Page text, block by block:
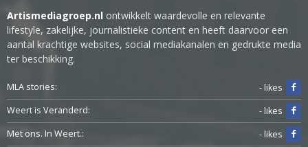
Artismediagroep.nl ontwikkelt waardevolle en relevante
lifestyle, zakelijke, journalistieke content en heeft daarvoor een
aantal krachtige websites, social mediakanalen en gedrukte media
ter beschikking.
MLA stories:
- likes
Weert is Veranderd:
- likes
Met ons. In Weert.:
- likes